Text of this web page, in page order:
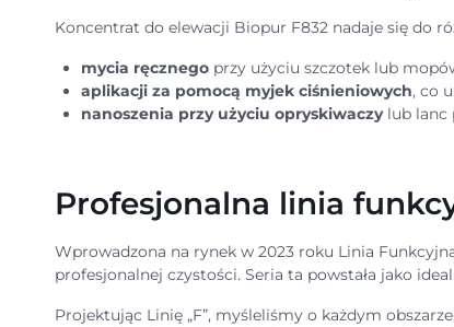
Koncentrat do elewacji Biopur F832 nadaje się do
mycia ręcznegoprzy użyciu szczotek lub
aplikacji za pomocą myjek ciśnieniowych, co
nanoszenia przy użyciu opryskiwaczylub lanc
Profesjonalna linia
Wprowadzona na rynek w 2023 roku Linia
profesjonalnej czystości. Seria ta powstała jako
Projektując Linię „F”, myśleliśmy o każdym